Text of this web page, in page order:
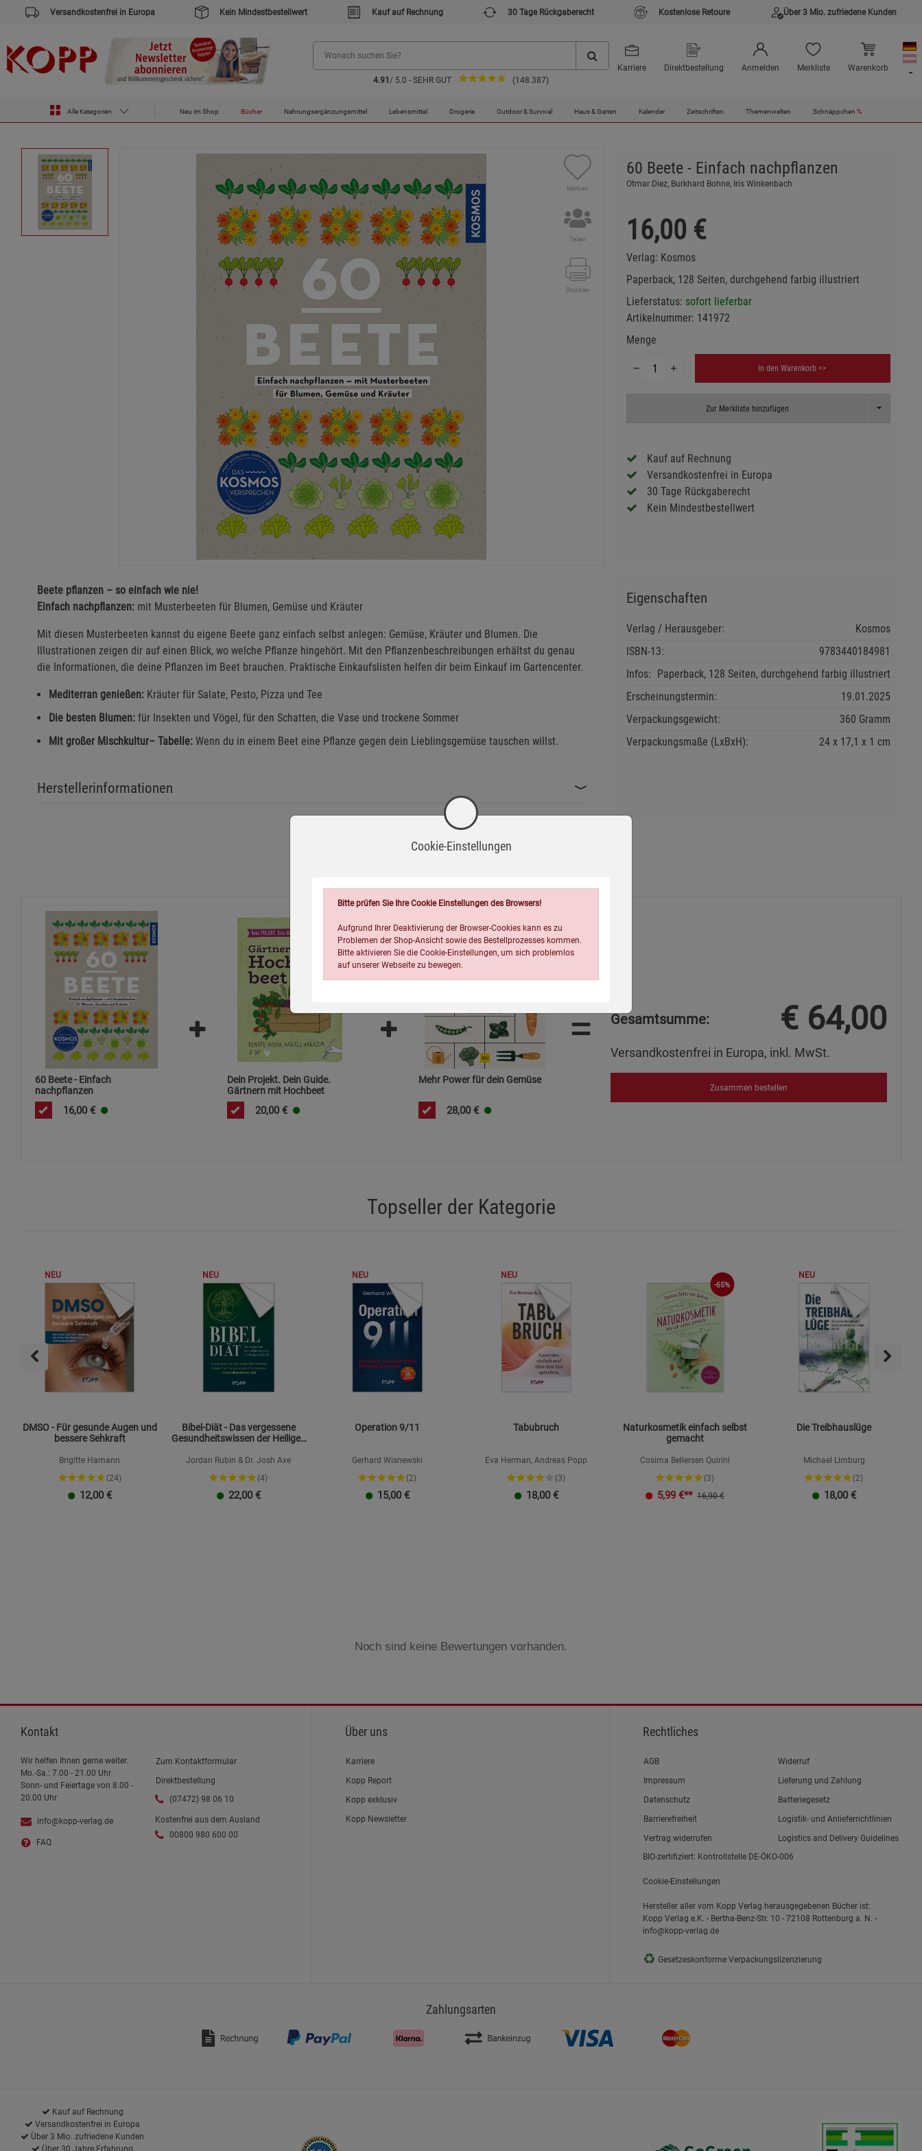
Versandkostenfrei in Europa Kein Mindestbestellwert Kauf auf Rechnung 30 Tage Rückgaberecht Kostenlose Retoure Über 3 Mio. zufriedene Kunden
4.91 / 5.0 - SEHR GUT (148.387)
Karriere Direktbestellung Anmelden Merkliste Warenkorb
Alle Kategorien Neu im Shop Bücher Nahrungsergänzungsmittel Lebensmittel Drogerie Outdoor & Survival Haus & Garten Kalender Zeitschriften Themenwelten Schnäppchen %
Zur Startseite des Kopp Verlag Online-Shop
Bücher 60 Beete - Einfach nachpflanzen
Merken
Teilen
Drucken
60 Beete - Einfach nachpflanzen
Otmar Diez, Burkhard Bohne, Iris Winkenbach
16,00 €
Verlag: Kosmos
Paperback, 128 Seiten, durchgehend farbig illustriert
Lieferstatus: sofort lieferbar
Artikelnummer: 141972
Menge
In den Warenkorb >>
Zur Merkliste hinzufügen Toggle
Kauf auf Rechnung
Versandkostenfrei in Europa
30 Tage Rückgaberecht
Kein Mindestbestellwert
Beete pflanzen – so einfach wie nie!
Einfach nachpflanzen: mit Musterbeeten für Blumen, Gemüse und Kräuter
Mit diesen Musterbeeten kannst du eigene Beete ganz einfach selbst anlegen: Gemüse, Kräuter und Blumen. Die
Illustrationen zeigen dir auf einen Blick, wo welche Pflanze hingehört. Mit den Pflanzenbeschreibungen erhältst du genau
die Informationen, die deine Pflanzen im Beet brauchen. Praktische Einkaufslisten helfen dir beim Einkauf im Gartencenter.
Mediterran genießen: Kräuter für Salate, Pesto, Pizza und Tee
Die besten Blumen: für Insekten und Vögel, für den Schatten, die Vase und trockene Sommer
Mit großer Mischkultur– Tabelle: Wenn du in einem Beet eine Pflanze gegen dein Lieblingsgemüse tauschen willst.
Herstellerinformationen
Eigenschaften
Verlag / Herausgeber:
Kosmos
ISBN-13:
9783440184981
Infos: Paperback, 128 Seiten, durchgehend farbig illustriert
Erscheinungstermin:
19.01.2025
Verpackungsgewicht:
360 Gramm
Verpackungsmaße (LxBxH):
24 17,1 1 cm
60 Beete - Einfach
nachpflanzen
16,00 €
Dein Projekt. Dein Guide.
Gärtnern mit Hochbeet
20,00 €
Mehr Power für dein Gemüse
28,00 €
= Gesamtsumme: € 64,00
Versandkostenfrei in Europa, inkl. MwSt.
Zusammen bestellen
Topseller der Kategorie
NEU
DMSO - Für gesunde Augen und
bessere Sehkraft
Brigitte Hamann
(24)
12,00 €
NEU
Bibel-Diät - Das vergessene
Gesundheitswissen der Heiligen
Jordan Rubin & Dr. Josh Axe
(4)
22,00 €
NEU
Operation 9/11
Gerhard Wisnewski
(2)
15,00 €
NEU
Tabubruch
Eva Herman, Andreas Popp
(3)
18,00 €
-65%
Naturkosmetik einfach selbst
gemacht
Cosima Bellersen Quirini
(3)
5,99 €** 16,90 €
NEU
Die Treibhauslüge
Michael Limburg
(2)
18,00 €
Noch sind keine Bewertungen vorhanden.
Kontakt
Wir helfen Ihnen gerne weiter.
Mo.-Sa.: 7.00 - 21.00 Uhr
Sonn- und Feiertage von 8.00 -
20.00 Uhr
info@kopp-verlag.de
FAQ
Zum Kontaktformular
Direktbestellung
(07472) 98 06 10
Kostenfrei aus dem Ausland
00800 980 600 00
Über uns
Karriere
Kopp Report
Kopp exklusiv
Kopp Newsletter
Rechtliches
Link zum/zur
AGB
Link zum/zur
Impressum
Link zum/zur
Datenschutz
Link zum/zur
Barrierefreiheit
Vertrag widerrufen
Widerruf
Lieferung und Zahlung
Batteriegesetz
Logistik- und Anlieferrichtlinien
Logistics and Delivery Guidelines
BIO-zertifiziert: Kontrollstelle DE-ÖKO-006
Cookie-Einstellungen
Hersteller aller vom Kopp Verlag herausgegebenen Bücher ist:
Kopp Verlag e.K. - Bertha-Benz-Str. 10 - 72108 Rottenburg a. N. -
info@kopp-verlag.de
♻ Gesetzeskonforme Verpackungslizenzierung
Zahlungsarten
Kauf auf Rechnung
Versandkostenfrei in Europa
Über 3 Mio. zufriedene Kunden
Über 30 Jahre Erfahrung
Cookie-Einstellungen
Bitte prüfen Sie Ihre Cookie Einstellungen des Browsers!
Aufgrund Ihrer Deaktivierung der Browser-Cookies kann es zu
Problemen der Shop-Ansicht sowie des Bestellprozesses kommen.
Bitte aktivieren Sie die Cookie-Einstellungen, um sich problemlos
auf unserer Webseite zu bewegen.
Einstellungen speichern für die GruppeEinstellungen speichern für die Gruppe
Zurück Einstellungen speichern für die Gruppe
Einwilligung nicht erteilen
Funktionale Cookies (1)
Statistik Cookies (2)
Beschreibung Statistik Cookies
Cookie-Informationen anzeigen
Marketing Cookies (3) Marketing Cookies